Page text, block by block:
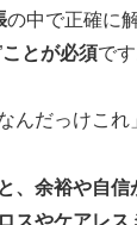
の中で正確に
ことが必須です
んだっけこれ
、余裕や自信